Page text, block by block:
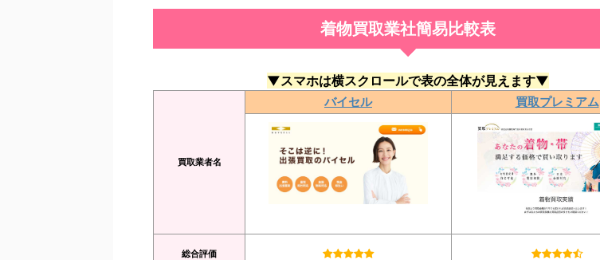
着物買取業社簡易比較表
▼スマホは横スクロールで表の全体が見えます▼
買取業者名
バイセル 買取プレミアム
総合評価